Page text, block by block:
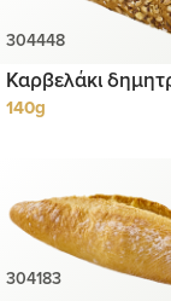
Καρβελάκι
140g